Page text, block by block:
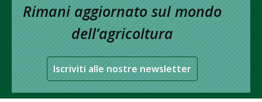
Rimani aggiornato sul mondo
dell’agricoltura
Iscriviti alle nostre newsletter